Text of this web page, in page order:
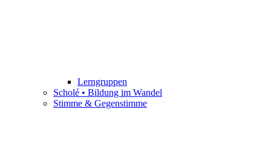
Lerngruppen
Scholé • Bildung im Wandel
Stimme & Gegenstimme